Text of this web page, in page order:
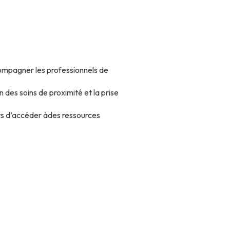
les professionnels de
des soins de proximité et la prise
àdes ressources